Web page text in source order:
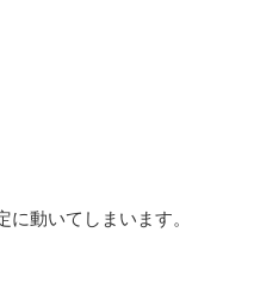
動いてしまいます。